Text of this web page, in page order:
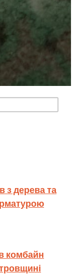
з дерева та
комбайн